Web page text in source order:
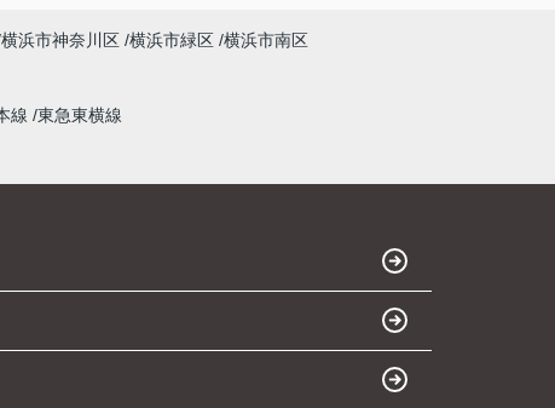
横浜市神奈川区 横浜市緑区 横浜市南区
線 東急東横線